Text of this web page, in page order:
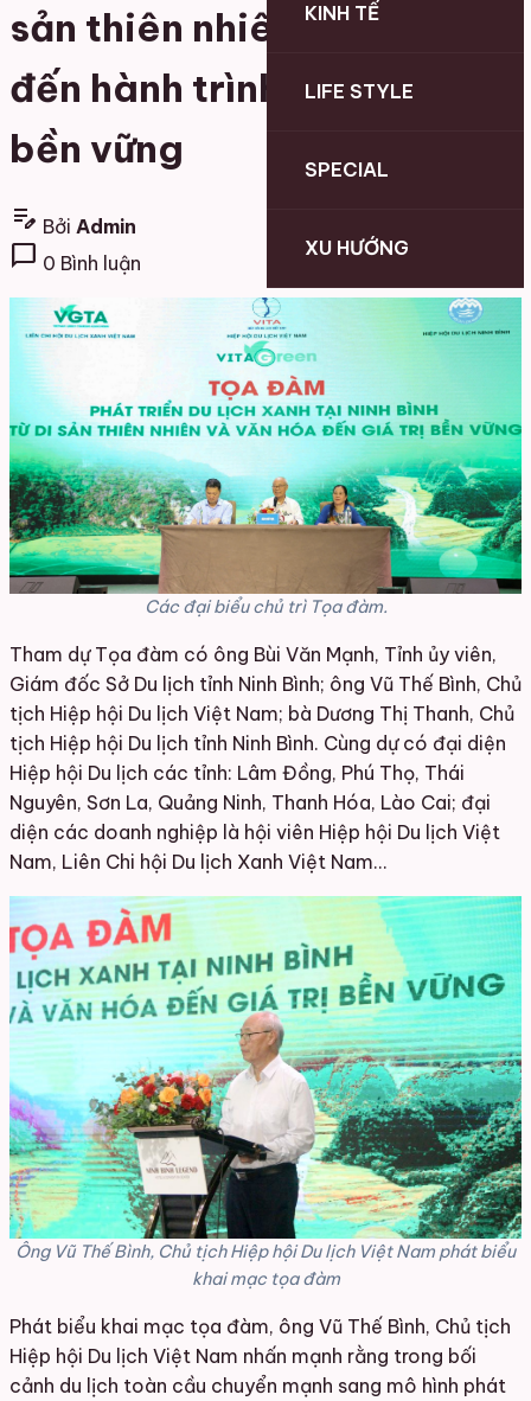
KINH TẾ
LIFE STYLE
SPECIAL
XU HƯỚNG
sản thiên nhiên và văn hóa
đến hành trình tăng trưởng
bền vững
edit_note Bởi Admin
chat_bubble 0 Bình luận
Các đại biểu chủ trì Tọa đàm.
Tham dự Tọa đàm có ông Bùi Văn Mạnh, Tỉnh ủy viên,
Giám đốc Sở Du lịch tỉnh Ninh Bình; ông Vũ Thế Bình, Chủ
tịch Hiệp hội Du lịch Việt Nam; bà Dương Thị Thanh, Chủ
tịch Hiệp hội Du lịch tỉnh Ninh Bình. Cùng dự có đại diện
Hiệp hội Du lịch các tỉnh: Lâm Đồng, Phú Thọ, Thái
Nguyên, Sơn La, Quảng Ninh, Thanh Hóa, Lào Cai; đại
diện các doanh nghiệp là hội viên Hiệp hội Du lịch Việt
Nam, Liên Chi hội Du lịch Xanh Việt Nam…
Ông Vũ Thế Bình, Chủ tịch Hiệp hội Du lịch Việt Nam phát biểu
khai mạc tọa đàm
Phát biểu khai mạc tọa đàm, ông Vũ Thế Bình, Chủ tịch
Hiệp hội Du lịch Việt Nam nhấn mạnh rằng trong bối
cảnh du lịch toàn cầu chuyển mạnh sang mô hình phát